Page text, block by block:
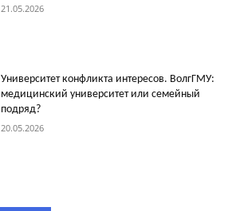
21.05.2026
Университет конфликта интересов. ВолгГМУ:
медицинский университет или семейный
подряд?
20.05.2026